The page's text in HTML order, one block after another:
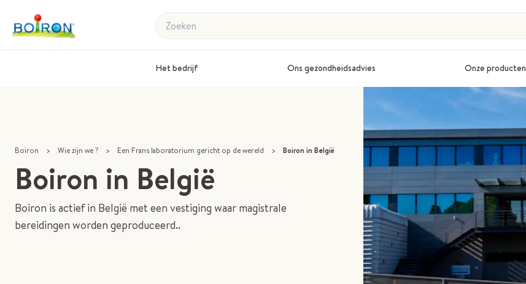
Zoeken
Het bedrijf Ons gezondheidsadvies Onze producten
Boiron > Wie zijn we ? > Een Frans laboratorium gericht op de wereld > Boiron in België
Boiron in België
Boiron is actief in België met een vestiging waar magistrale
bereidingen worden geproduceerd..